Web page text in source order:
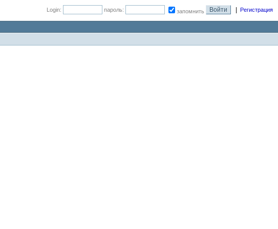
Login: пароль: запомнить Регистрация